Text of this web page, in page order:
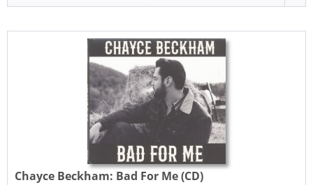
Chayce Beckham: Bad For Me (CD)